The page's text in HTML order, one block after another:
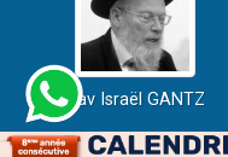
Rav Israël GANTZ